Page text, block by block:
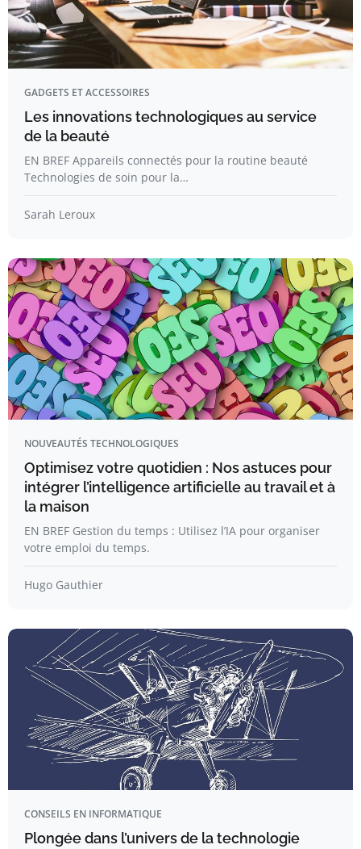
GADGETS ET ACCESSOIRES
Les innovations technologiques au service
de la beauté
EN BREF Appareils connectés pour la routine beauté
Technologies de soin pour la…
Sarah Leroux
NOUVEAUTÉS TECHNOLOGIQUES
Optimisez votre quotidien : Nos astuces pour
intégrer l’intelligence artificielle au travail et à
la maison
EN BREF Gestion du temps : Utilisez l’IA pour organiser
votre emploi du temps.
Hugo Gauthier
CONSEILS EN INFORMATIQUE
Plongée dans l’univers de la technologie